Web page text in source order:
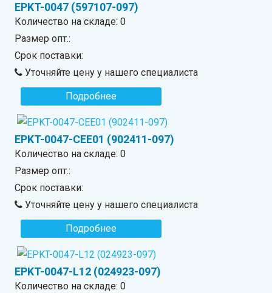
EPKT-0047 (597107-097)
Количество на складе:0
Размер опт.:
Срок поставки:
Уточняйте цену у нашего специалиста
Подробнее
EPKT-0047-CEE01 (902411-097)
Количество на складе:0
Размер опт.:
Срок поставки:
Уточняйте цену у нашего специалиста
Подробнее
EPKT-0047-L12 (024923-097)
Количество на складе:0